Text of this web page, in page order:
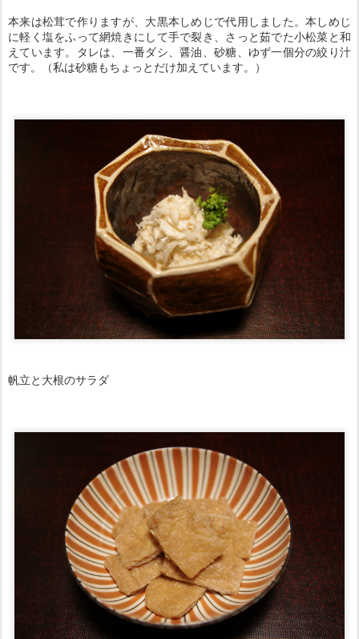
本来は松茸で作りますが、大黒本しめじで代用しました。本しめじ
に軽く塩をふって網焼きにして手で裂き、さっと茹でた小松菜と和
えています。タレは、一番ダシ、醤油、砂糖、ゆず一個分の絞り汁
です。（私は砂糖もちょっとだけ加えています。）
帆立と大根のサラダ